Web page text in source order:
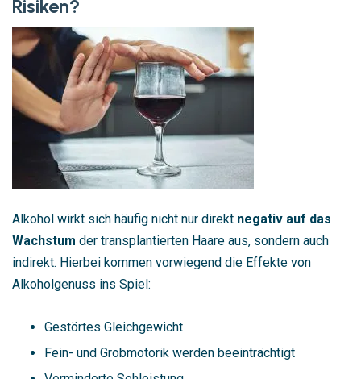
Risiken?
Alkohol wirkt sich häufig nicht nur direkt negativ auf das
Wachstum der transplantierten Haare aus, sondern auch
indirekt. Hierbei kommen vorwiegend die Effekte von
Alkoholgenuss ins Spiel:
Gestörtes Gleichgewicht
Fein- und Grobmotorik werden beeinträchtigt